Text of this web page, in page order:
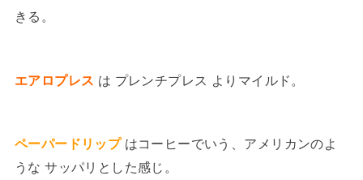
きる。
エアロプレス は プレンチプレス よりマイルド。
ペーパードリップはコーヒーでいう、アメリカンのよ
うな サッパリとした感じ。